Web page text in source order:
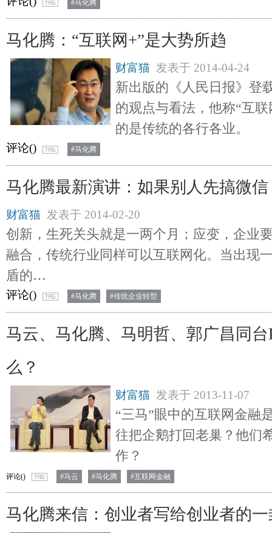
#马化腾
马化腾：“互联网+”是大势所趋
财富猫 发表于 2014-04-24
新出版的《人民日报》登
的观点与看法，他称“互
的是传统的各行各业。
评论() #马化腾
马化腾最新演讲：如果别人先搞微信
财富猫 发表于 2014-02-20
创新，生死关头就是一两个月；应变，企业
融合，传统行业同样可以互联网化。当出现
盾的…
评论() #马化腾 #传统企业转型
马云、马化腾、马明哲、郭广昌同
么？
财富猫 发表于 2013-11-07
“三马”眼中的互联网金融
往把企鹅打回老巢？他们
作？
评论() #马云 #马化腾 #互联网金融
马化腾来信：创业者写给创业者的